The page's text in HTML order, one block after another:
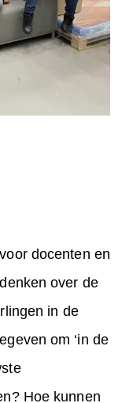
docenten en
over de
in de
om ‘in de
Hoe kunnen